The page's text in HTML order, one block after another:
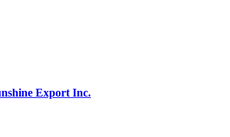
Export Inc.